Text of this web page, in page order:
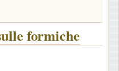
formiche